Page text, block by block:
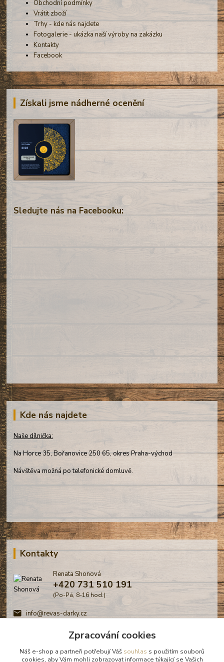
Obchodní podmínky
Vrátit zboží
Trhy - kde nás najdete
Fotogalerie - ukázka naší výroby na zakázku
Kontakty
Facebook
Získali jsme nádherné ocenění
Sledujte nás na Facebooku:
Kde nás najdete
Naše dílnička:
Na Horce 35, Bořanovice 250 65, okres Praha-východ
Návštěva možná po telefonické domluvě.
Kontakty
Renata Shonová
+420 731 510 191
(Po-Pá, 8-16 hod.)
info@revas-darky.cz
Zpracování cookies
Náš e-shop a partneři potřebují Váš souhlas s použitím souborů
cookies, aby Vám mohli zobrazovat informace týkající se Vašich